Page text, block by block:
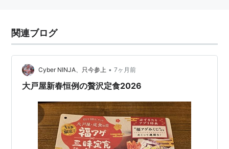
関連ブログ
Cyber NINJA、只今参上 • 7ヶ月前
大戸屋新春恒例の贅沢定食2026